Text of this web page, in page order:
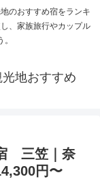
のおすすめ宿をランキ
、家族旅行やカップル
地おすすめ
三笠｜奈
円〜